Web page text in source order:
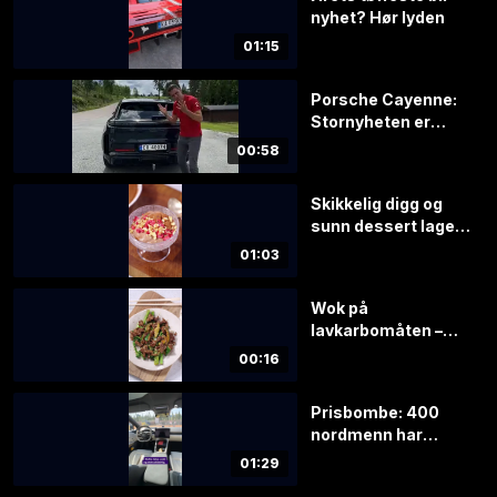
01:15
nyhet? Hør lyden
00:58
Porsche Cayenne:
Stornyheten er
01:03
Skikkelig digg og
sunn dessert laget
00:16
Wok på
lavkarbomåten –
01:29
Prisbombe: 400
nordmenn har